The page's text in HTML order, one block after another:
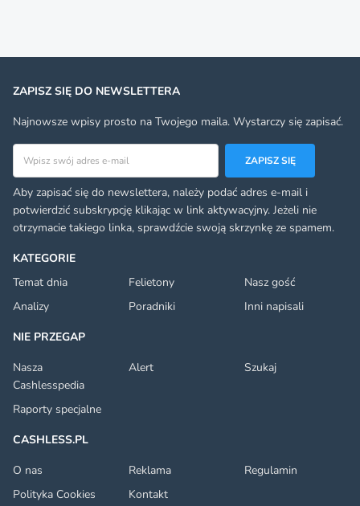
KATEGORIE
Temat dnia
Felietony
Nasz gość
Analizy
Poradniki
Inni napisali
NIE PRZEGAP
Nasza
Cashlesspedia
Alert Szukaj
Raporty specjalne
CASHLESS.PL
O nas
Reklama
Regulamin
Polityka Cookies
Kontakt
ZAPISZ SIĘ DO NEWSLETTERA
Najnowsze wpisy prosto na Twojego maila. Wystarczy się zapisać.
Adres email
ZAPISZ SIĘ
Aby zapisać się do newslettera, należy podać adres e-mail i
potwierdzić subskrypcję klikając w link aktywacyjny. Jeżeli nie
otrzymacie takiego linka, sprawdźcie swoją skrzynkę ze spamem.